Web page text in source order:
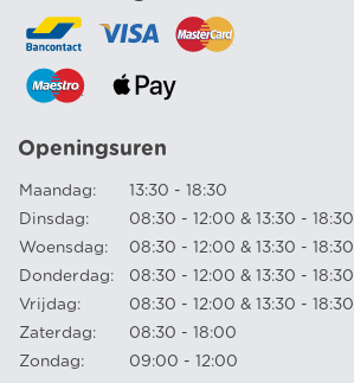
Openingsuren
Maandag:
13:30 - 18:30
Dinsdag:
08:30 - 12:00 & 13:30 - 18:30
Woensdag:
08:30 - 12:00 & 13:30 - 18:30
Donderdag:
08:30 - 12:00 & 13:30 - 18:30
Vrijdag:
08:30 - 12:00 & 13:30 - 18:30
Zaterdag:
08:30 - 18:00
Zondag:
09:00 - 12:00